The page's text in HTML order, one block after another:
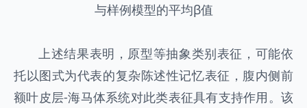
与样例模型的平均β值
上述结果表明，原型等抽象类别表征，可能依
托以图式为代表的复杂陈述性记忆表征，腹内侧前
额叶皮层-海马体系统对此类表征具有支持作用。该